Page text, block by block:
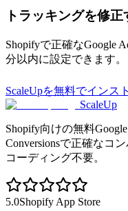
トラッキングを修
Shopifyで正確なGoogle
分以内に設定できます。
ScaleUpを無料でインス
ScaleUp
Shopify向けの無料
Conversionsで正確なコ
コーディング不要。
5.0Shopify App Store